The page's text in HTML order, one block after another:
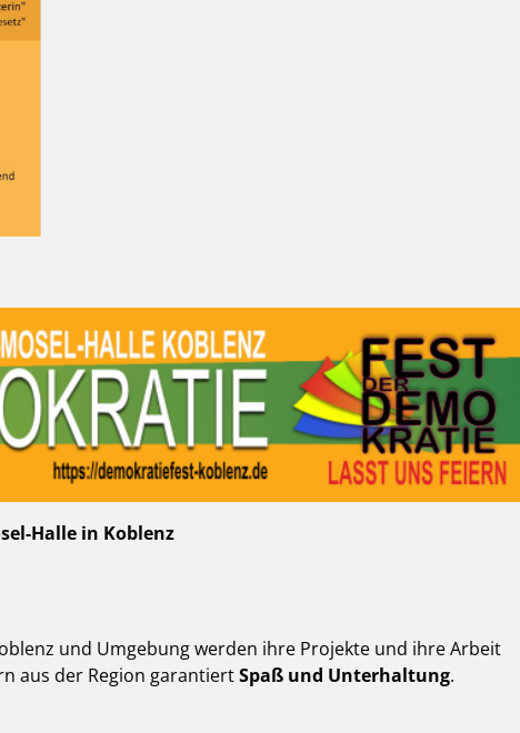
Halle in Koblenz
und Umgebung werden ihre Projekte und ihre Arbeit
aus der Region garantiertSpaß und Unterhaltung.